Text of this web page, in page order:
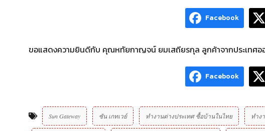
Facebook
ขอแสดงความยินดีกับ คุณหทัยกาญจน์ ยมเสถียรกุล ลูกค้าจากประเทศอ
Facebook
Sun Gateway ซัน เกทเวย์ ทำงานต่างประเทศ ซื้อบ้านในไทย ทำง